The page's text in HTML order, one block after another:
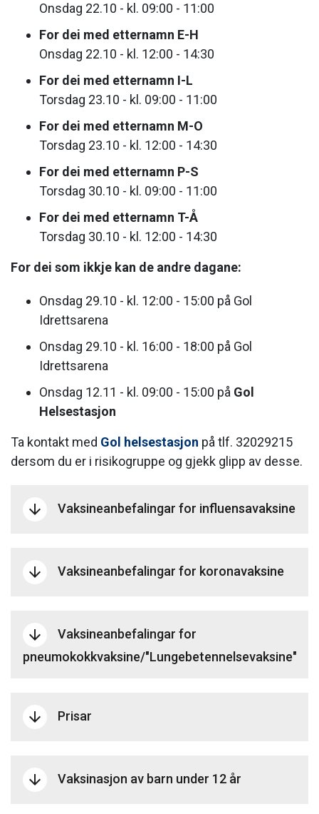
Onsdag 22.10 - kl. 09:00 - 11:00
For dei med etternamn E-H
Onsdag 22.10 - kl. 12:00 - 14:30
For dei med etternamn I-L
Torsdag 23.10 - kl. 09:00 - 11:00
For dei med etternamn M-O
Torsdag 23.10 - kl. 12:00 - 14:30
For dei med etternamn P-S
Torsdag 30.10 - kl. 09:00 - 11:00
For dei med etternamn T-Å
Torsdag 30.10 - kl. 12:00 - 14:30
For dei som ikkje kan de andre dagane:
Onsdag 29.10 - kl. 12:00 - 15:00 på Gol
Idrettsarena
Onsdag 29.10 - kl. 16:00 - 18:00 på Gol
Idrettsarena
Onsdag 12.11 - kl. 09:00 - 15:00 på Gol
Helsestasjon
Ta kontakt med Gol helsestasjon på tlf. 32029215
dersom du er i risikogruppe og gjekk glipp av desse.
arrow_downward Vaksineanbefalingar for influensavaksine
arrow_downward Vaksineanbefalingar for koronavaksine
arrow_downward
Vaksineanbefalingar for
pneumokokkvaksine/"Lungebetennelsevaksine"
arrow_downward Prisar
arrow_downward Vaksinasjon av barn under 12 år